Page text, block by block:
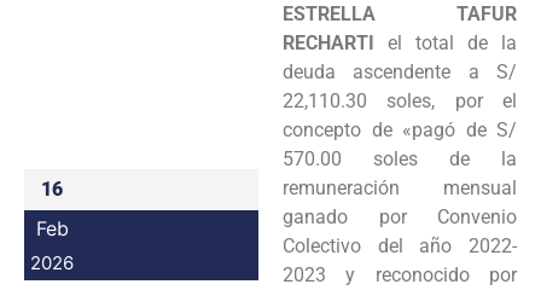
Intranet
16
Feb
2026
ESTRELLA TAFUR
RECHARTI el total de la
deuda ascendente a S/
22,110.30 soles, por el
concepto de «pagó de S/
570.00 soles de la
remuneración mensual
ganado por Convenio
Colectivo del año 2022-
2023 y reconocido por